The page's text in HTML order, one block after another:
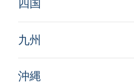
四国
九州
沖縄